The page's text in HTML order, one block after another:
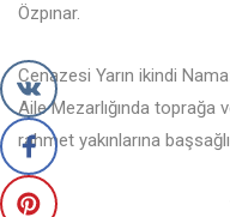
Özpınar.
Cenazesi Yarın ikindi
Aile Mezarlığında toprağa
rahmet yakınlarına